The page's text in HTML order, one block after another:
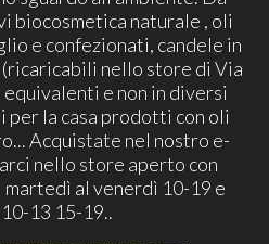
biocosmetica naturale , oli
e confezionati, candele in
(ricaricabili nello store di Via
e non in diversi
per la casa prodotti con oli
Acquistate nel nostro e-
nello store aperto con
al venerdì 10-19 e
13 15-19..